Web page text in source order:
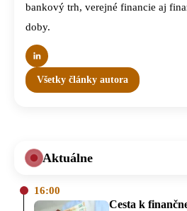
bankový trh, verejné financie aj
doby.
Všetky články autora
Aktuálne
16:00
Cesta k